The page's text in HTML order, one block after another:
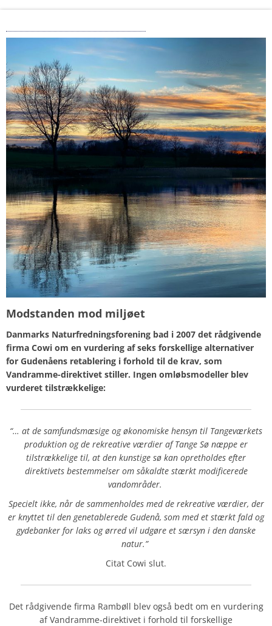
Modstanden mod miljøet
Danmarks Naturfredningsforening bad i 2007 det rådgivende
firma Cowi om en vurdering af seks forskellige alternativer
for Gudenåens retablering i forhold til de krav, som
Vandramme-direktivet stiller. Ingen omløbsmodeller blev
vurderet tilstrækkelige:
“… at de samfundsmæsige og økonomiske hensyn til Tangeværkets
produktion og de rekreative værdier af Tange Sø næppe er
tilstrækkelige til, at den kunstige sø kan opretholdes efter
direktivets bestemmelser om såkaldte stærkt modificerede
vandområder.
Specielt ikke, når de sammenholdes med de rekreative værdier, der
er knyttet til den genetablerede Gudenå, som med et stærkt fald og
gydebanker for laks og ørred vil udgøre et særsyn i den danske
natur.”
Citat Cowi slut.
Det rådgivende firma Rambøll blev også bedt om en vurdering
af Vandramme-direktivet i forhold til forskellige